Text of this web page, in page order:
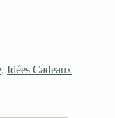
,Idées Cadeaux